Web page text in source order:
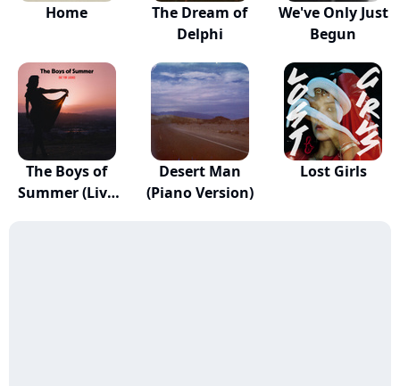
Home
The Dream of
Delphi
We've Only Just
Begun
The Boys of
Summer (Live
Desert Man
(Piano Version)
Lost Girls